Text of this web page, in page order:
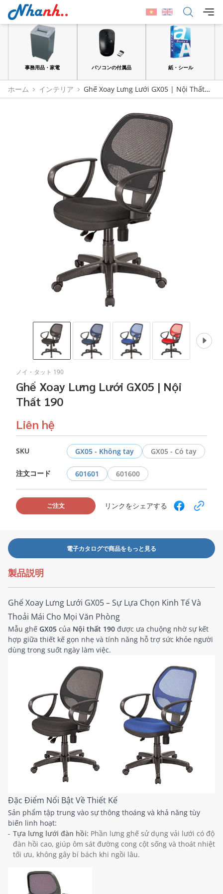
事務用品・家電 パソコンの付属品 紙・シール
ホーム インテリア
Ghế Xoay Lưng Lưới GX05 | Nội Thất
190
ノイ・タット 190
Ghế Xoay Lưng Lưới GX05 | Nội
Thất 190
Liên hệ
SKU GX05 - Không tay GX05 - Có tay
注文コード 601601 601600
ご注文 リンクをシェアする
電子カタログで商品をもっと見る
製品説明
Ghế Xoay Lưng Lưới GX05 – Sự Lựa Chọn Kinh Tế Và
Thoải Mái Cho Mọi Văn Phòng
Mẫu ghế GX05 của Nội thất 190 được ưa chuộng nhờ sự kết
hợp giữa thiết kế gọn nhẹ và tính năng hỗ trợ sức khỏe người
dùng trong suốt ngày làm việc.
Đặc Điểm Nổi Bật Về Thiết Kế
Sản phẩm tập trung vào sự thông thoáng và khả năng tùy
biến linh hoạt:
Tựa lưng lưới đàn hồi: Phần lưng ghế sử dụng vải lưới có độ
đàn hồi cao, giúp ôm sát đường cong cột sống và thoát nhiệt
tối ưu, không gây bí bách khi ngồi lâu.